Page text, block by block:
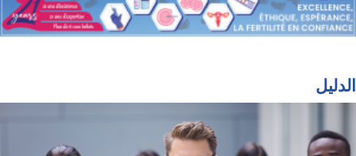
الدليل